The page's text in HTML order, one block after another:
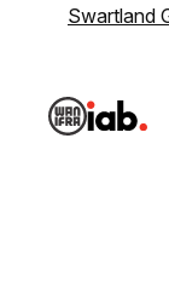
Swartland